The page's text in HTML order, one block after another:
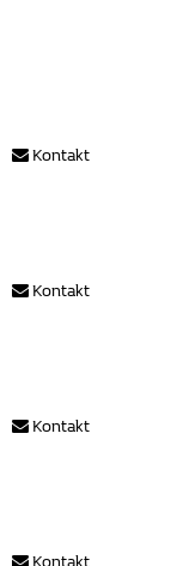
Kontakt
Kontakt
Kontakt